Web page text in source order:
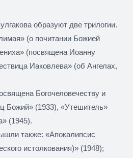
образуют две трилогии.
(о почитании Божией
(посвящена Иоанну
Иаковлева» (об Ангелах,
Богочеловечеству и
Божий» (1933), «Утешитель»
(1945).
также: «Апокалипсис
истолкования)» (1948);